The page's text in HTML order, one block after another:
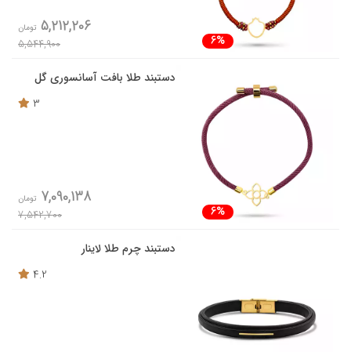
6%
5,212,206 تومان
5,544,900
دستبند طلا بافت آسانسوری گل
3
6%
7,090,138 تومان
7,542,700
دستبند چرم طلا لاینار
4.2